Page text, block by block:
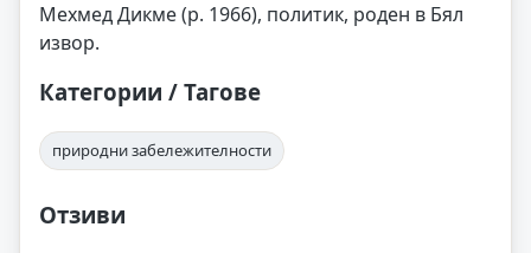
Мехмед Дикме (р. 1966), политик, роден в Бял
извор.
Категории / Тагове
природни забележителности
Отзиви